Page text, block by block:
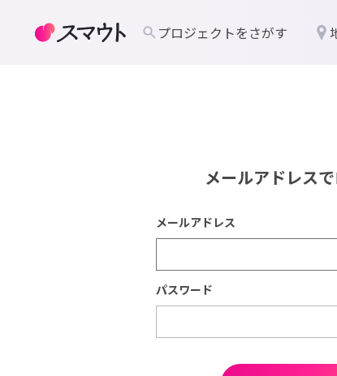
メールアドレス
メールアドレス
パスワード
プロジェクトをさがす